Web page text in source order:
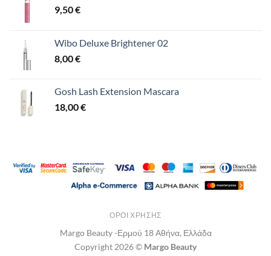
9,50€
Wibo Deluxe Brightener 02
8,00€
Gosh Lash Extension Mascara
18,00€
ΌΡΟΙ ΧΡΉΣΗΣ
Margo Beauty -Ερμού 18 Αθήνα, Ελλάδα
Copyright 2026 © Margo Beauty